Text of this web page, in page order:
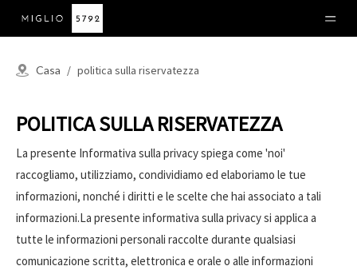
Casa / politica sulla riservatezza
POLITICA SULLA RISERVATEZZA
La presente Informativa sulla privacy spiega come 'noi'
raccogliamo, utilizziamo, condividiamo ed elaboriamo le tue
informazioni, nonché i diritti e le scelte che hai associato a tali
informazioni.La presente informativa sulla privacy si applica a
tutte le informazioni personali raccolte durante qualsiasi
comunicazione scritta, elettronica e orale o alle informazioni